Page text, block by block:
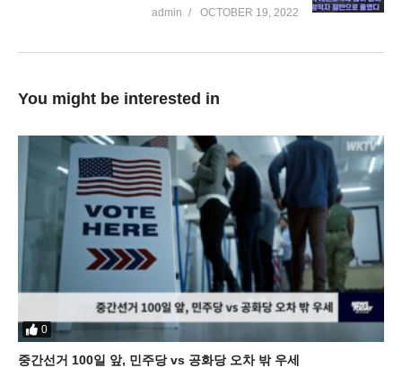
admin OCTOBER 19, 2022
You might be interested in
0
중간선거 100일 앞, 민주당 vs 공화당 오차 밖 우세